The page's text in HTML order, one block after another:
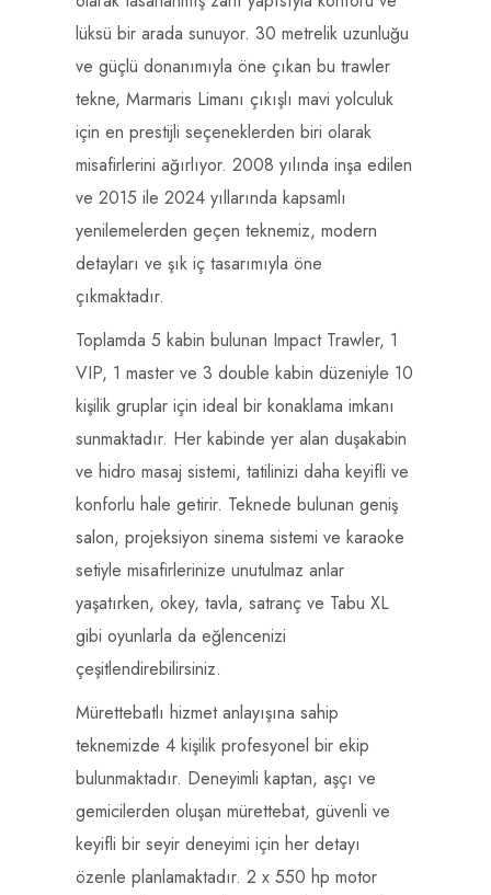
lüksü bir arada sunuyor. 30 metrelik uzunluğu
ve güçlü donanımıyla öne çıkan bu trawler
tekne, Marmaris Limanı çıkışlı mavi yolculuk
için en prestijli seçeneklerden biri olarak
misafirlerini ağırlıyor. 2008 yılında inşa edilen
ve 2015 ile 2024 yıllarında kapsamlı
yenilemelerden geçen teknemiz, modern
detayları ve şık iç tasarımıyla öne
çıkmaktadır.
Toplamda 5 kabin bulunan Impact Trawler, 1
VIP, 1 master ve 3 double kabin düzeniyle 10
kişilik gruplar için ideal bir konaklama imkanı
sunmaktadır. Her kabinde yer alan duşakabin
ve hidro masaj sistemi, tatilinizi daha keyifli ve
konforlu hale getirir. Teknede bulunan geniş
salon, projeksiyon sinema sistemi ve karaoke
setiyle misafirlerinize unutulmaz anlar
yaşatırken, okey, tavla, satranç ve Tabu XL
gibi oyunlarla da eğlencenizi
çeşitlendirebilirsiniz.
Mürettebatlı hizmet anlayışına sahip
teknemizde 4 kişilik profesyonel bir ekip
bulunmaktadır. Deneyimli kaptan, aşçı ve
gemicilerden oluşan mürettebat, güvenli ve
keyifli bir seyir deneyimi için her detayı
özenle planlamaktadır. 2 x 550 hp motor